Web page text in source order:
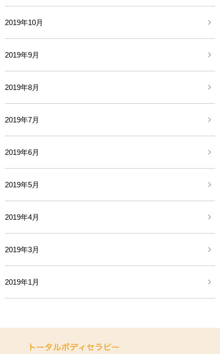
2019年10月
2019年9月
2019年8月
2019年7月
2019年6月
2019年5月
2019年4月
2019年3月
2019年1月